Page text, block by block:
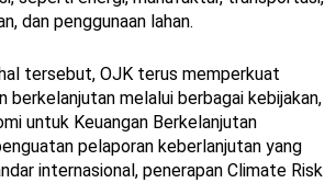
dan penggunaan lahan.
tersebut, OJK terus memperkuat
berkelanjutan melalui berbagai kebijakan,
untuk Keuangan Berkelanjutan
pelaporan keberlanjutan yang
internasional, penerapan Climate Risk